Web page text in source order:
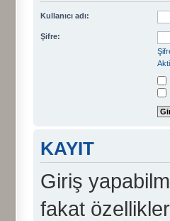
Kullanıcı adı:
Şifre:
KAYIT
Giriş
fakat